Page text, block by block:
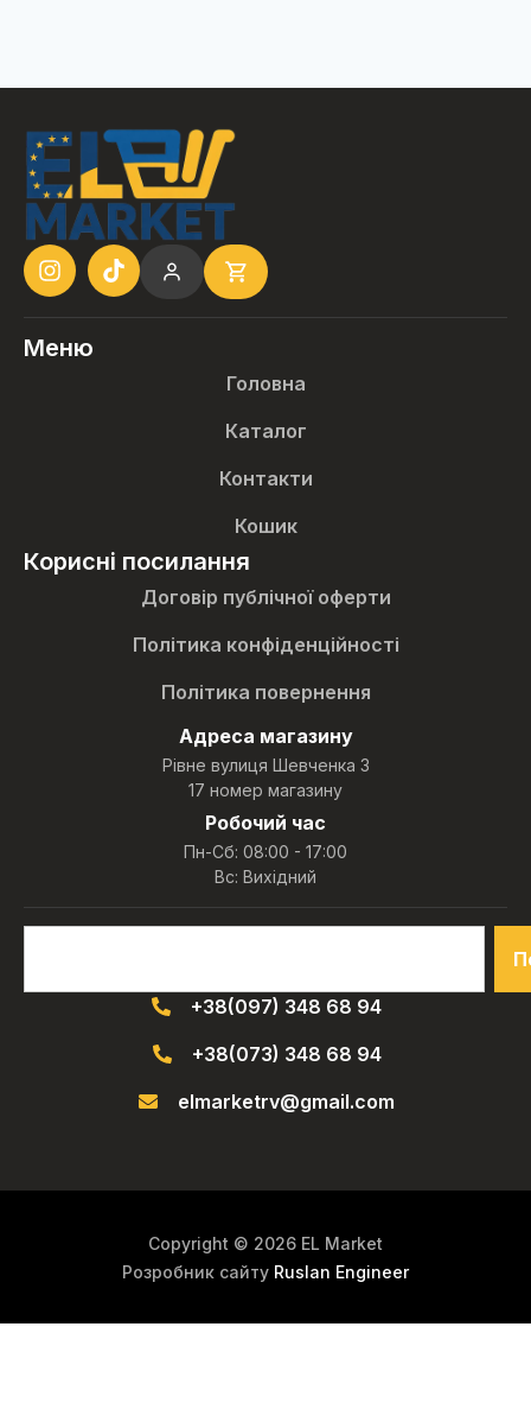
Меню
Головна
Каталог
Контакти
Кошик
Корисні посилання
Договір публічної оферти
Політика конфіденційності
Політика повернення
Адреса магазину
Рівне вулиця Шевченка 3
17 номер магазину
Робочий час
Пн-Сб: 08:00 - 17:00
Вс: Вихідний
+38(097) 348 68 94
+38(073) 348 68 94
elmarketrv@gmail.com
Copyright © 2026 EL Market
Розробник сайту Ruslan Engineer